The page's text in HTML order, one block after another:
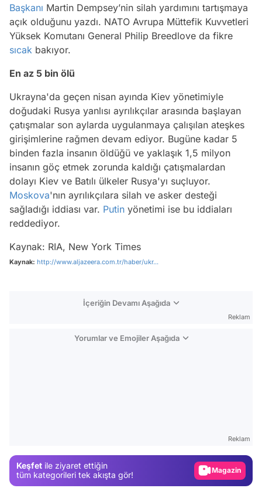
Başkanı Martin Dempsey’nin silah yardımını tartışmaya
açık olduğunu yazdı. NATO Avrupa Müttefik Kuvvetleri
Yüksek Komutanı General Philip Breedlove da fikre
sıcak bakıyor.
En az 5 bin ölü
Ukrayna'da geçen nisan ayında Kiev yönetimiyle
doğudaki Rusya yanlısı ayrılıkçılar arasında başlayan
çatışmalar son aylarda uygulanmaya çalışılan ateşkes
girişimlerine rağmen devam ediyor. Bugüne kadar 5
binden fazla insanın öldüğü ve yaklaşık 1,5 milyon
insanın göç etmek zorunda kaldığı çatışmalardan
dolayı Kiev ve Batılı ülkeler Rusya'yı suçluyor.
Moskova'nın ayrılıkçılara silah ve asker desteği
sağladığı iddiası var. Putin yönetimi ise bu iddiaları
reddediyor.
Kaynak: RIA, New York Times
Kaynak: http://www.aljazeera.com.tr/haber/ukr...
İçeriğin Devamı Aşağıda
Reklam
Yorumlar ve Emojiler Aşağıda
Reklam
Keşfet ile ziyaret ettiğin
tüm kategorileri tek akışta gör!
Magazin